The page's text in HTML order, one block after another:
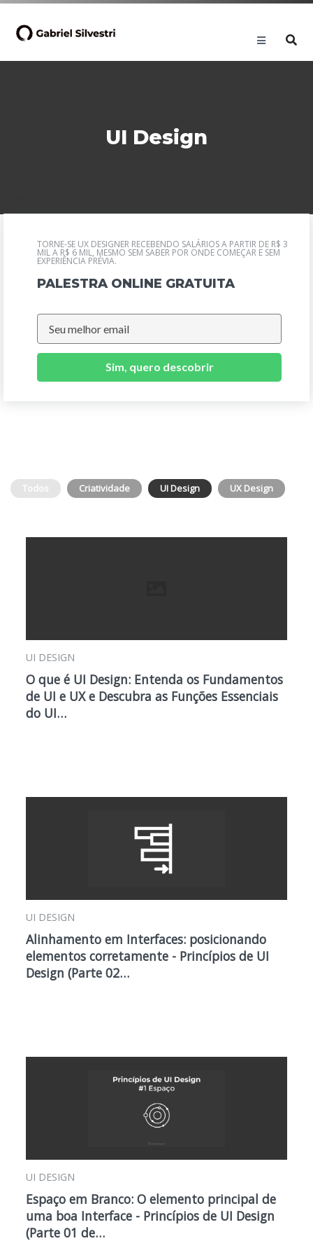
UI Design
TORNE-SE UX DESIGNER RECEBENDO SALÁRIOS A PARTIR DE R$ 3
MIL A R$ 6 MIL, MESMO SEM SABER POR ONDE COMEÇAR E SEM
EXPERIÊNCIA PRÉVIA.
PALESTRA ONLINE GRATUITA
Sim, quero descobrir
Todos Criatividade UI Design UX Design
UI DESIGN
O que é UI Design: Entenda os Fundamentos
de UI e UX e Descubra as Funções Essenciais
do UI…
UI DESIGN
Alinhamento em Interfaces: posicionando
elementos corretamente - Princípios de UI
Design (Parte 02…
UI DESIGN
Espaço em Branco: O elemento principal de
uma boa Interface - Princípios de UI Design
(Parte 01 de…